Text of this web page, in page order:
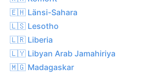
🇪🇭 Länsi-Sahara
🇱🇸 Lesotho
🇱🇷 Liberia
🇱🇾 Libyan Arab Jamahiriya
🇲🇬 Madagaskar